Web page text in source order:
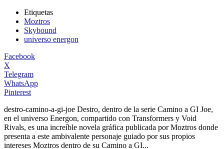
Etiquetas
Moztros
Skybound
universo energon
Facebook
X
Telegram
WhatsApp
Pinterest
destro-camino-a-gi-joe Destro, dentro de la serie Camino a GI Joe,
en el universo Energon, compartido con Transformers y Void
Rivals, es una increíble novela gráfica publicada por Moztros donde
presenta a este ambivalente personaje guiado por sus propios
intereses Moztros dentro de su Camino a GI...